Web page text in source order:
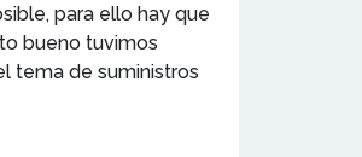
para ello hay que
bueno tuvimos
tema de suministros